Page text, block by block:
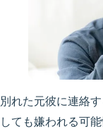
別れた元彼に連絡
しても嫌われる可